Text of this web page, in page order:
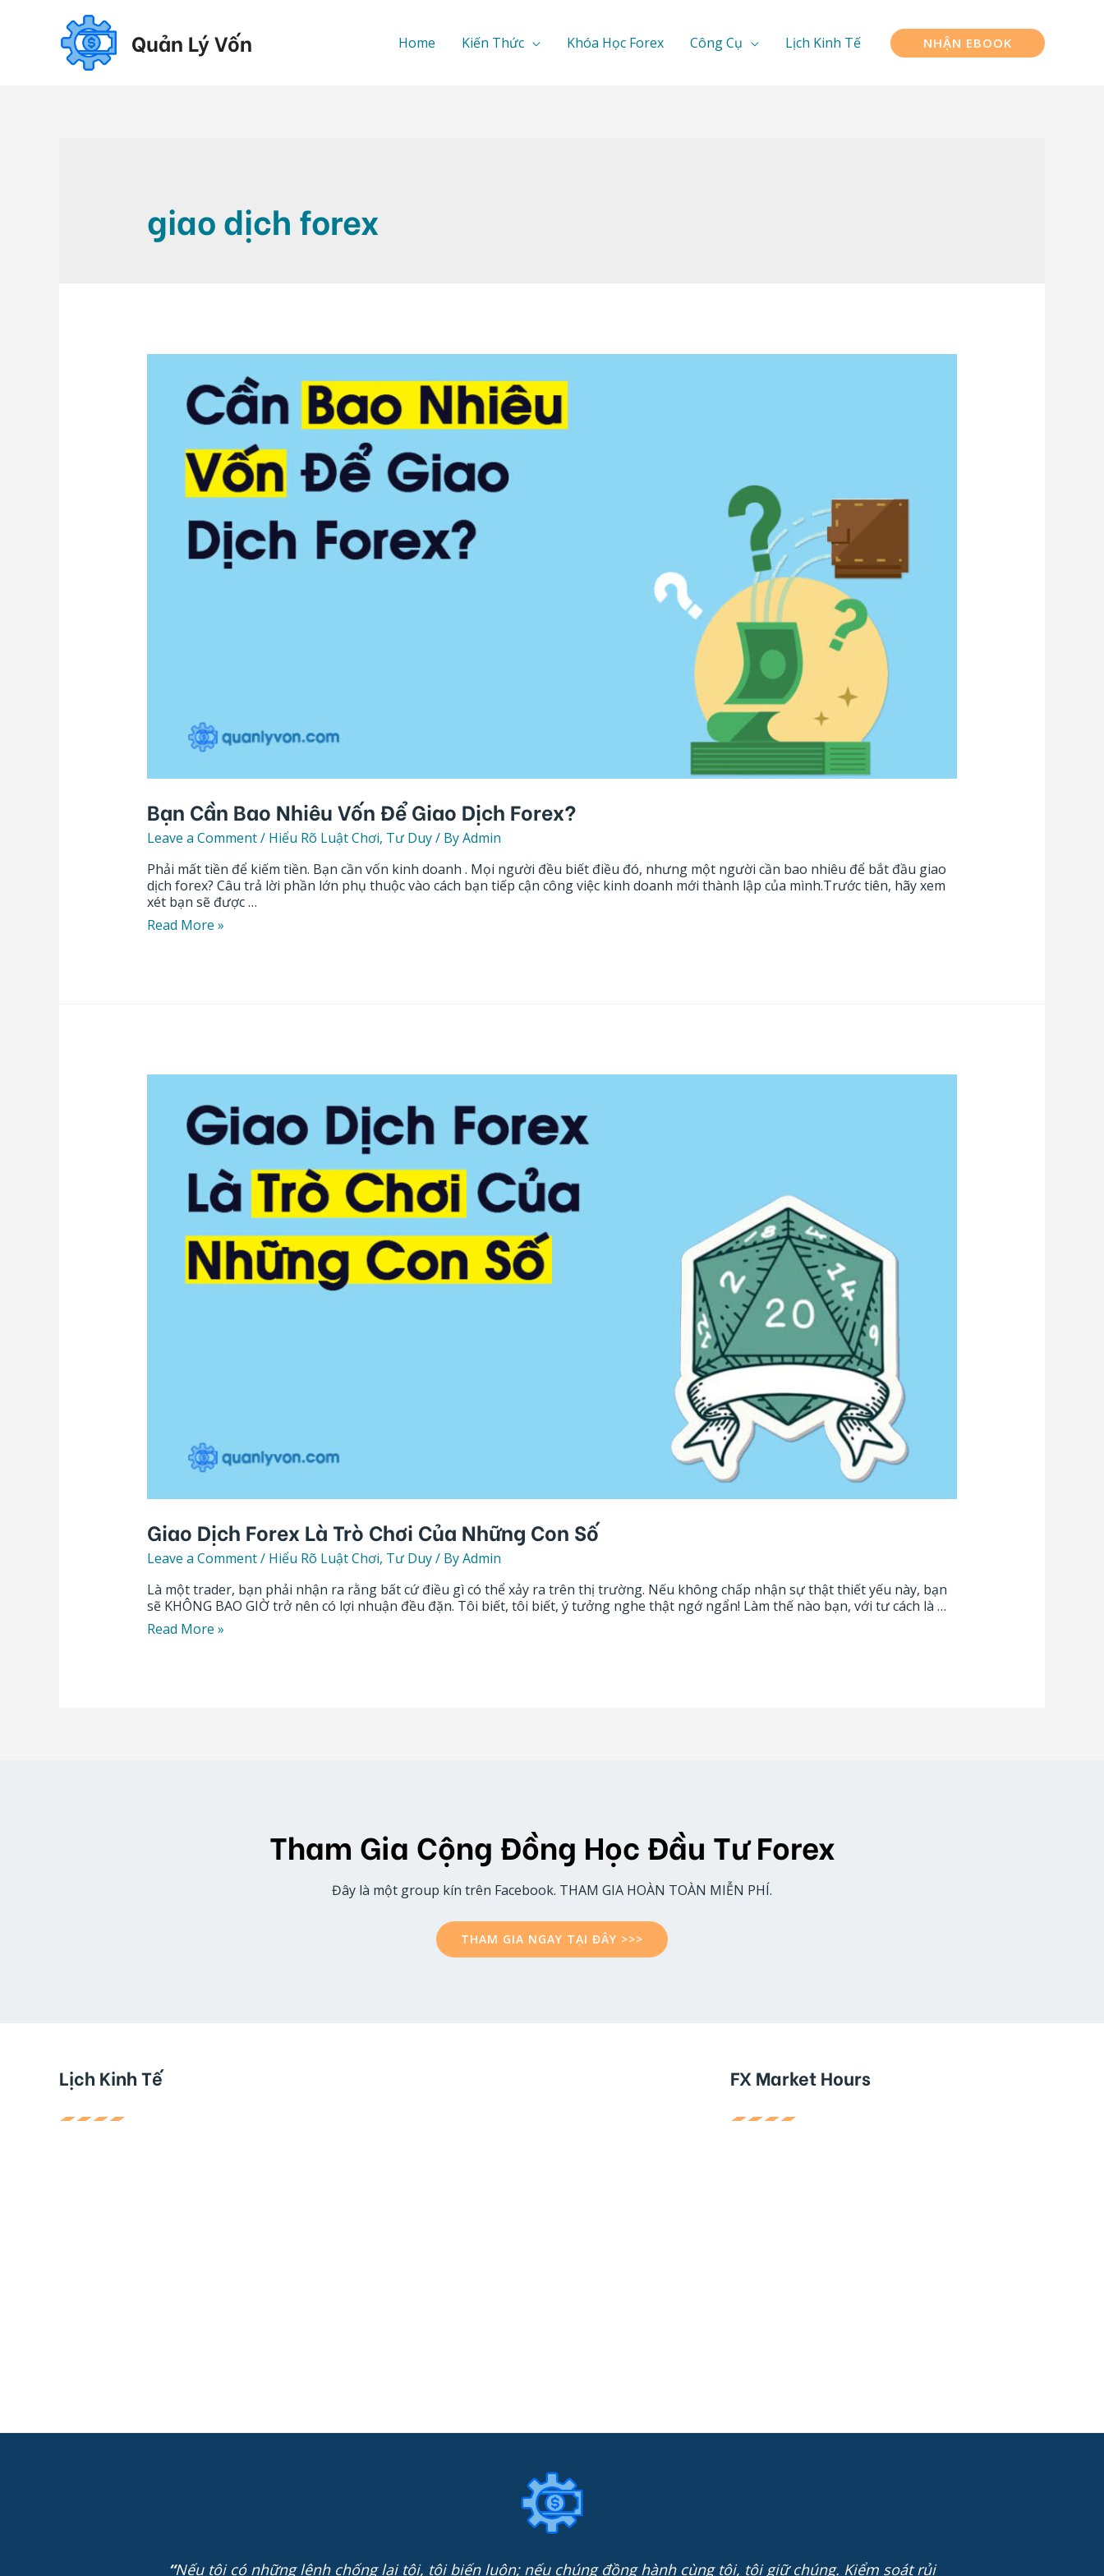
Quản Lý Vốn Home Kiến Thức Khóa Học Forex Công Cụ Lịch Kinh Tế NHẬN EBOOK
giao dịch forex
Bạn Cần Bao Nhiêu Vốn Để Giao Dịch Forex?
Leave a Comment/ Hiểu Rõ Luật Chơi, Tư Duy/ ByAdmin
Phải mất tiền để kiếm tiền. Bạn cần vốn kinh doanh . Mọi người đều biết điều đó, nhưng một người cần bao nhiêu để bắt đầu giao
dịch forex? Câu trả lời phần lớn phụ thuộc vào cách bạn tiếp cận công việc kinh doanh mới thành lập của mình.Trước tiên, hãy xem
xét bạn sẽ được …
Read More »
Giao Dịch Forex Là Trò Chơi Của Những Con Số
Leave a Comment/ Hiểu Rõ Luật Chơi, Tư Duy/ ByAdmin
Là một trader, bạn phải nhận ra rằng bất cứ điều gì có thể xảy ra trên thị trường. Nếu không chấp nhận sự thật thiết yếu này, bạn
sẽ KHÔNG BAO GIỜ trở nên có lợi nhuận đều đặn. Tôi biết, tôi biết, ý tưởng nghe thật ngớ ngẩn! Làm thế nào bạn, với tư cách là …
Read More »
Tham Gia Cộng Đồng Học Đầu Tư Forex
Đây là một group kín trên Facebook. THAM GIA HOÀN TOÀN MIỄN PHÍ.
THAM GIA NGAY TẠI ĐÂY >>>
Lịch Kinh Tế FX Market Hours
“Nếu tôi có những lệnh chống lại tôi, tôi biến luôn; nếu chúng đồng hành cùng tôi, tôi giữ chúng. Kiểm soát rủi